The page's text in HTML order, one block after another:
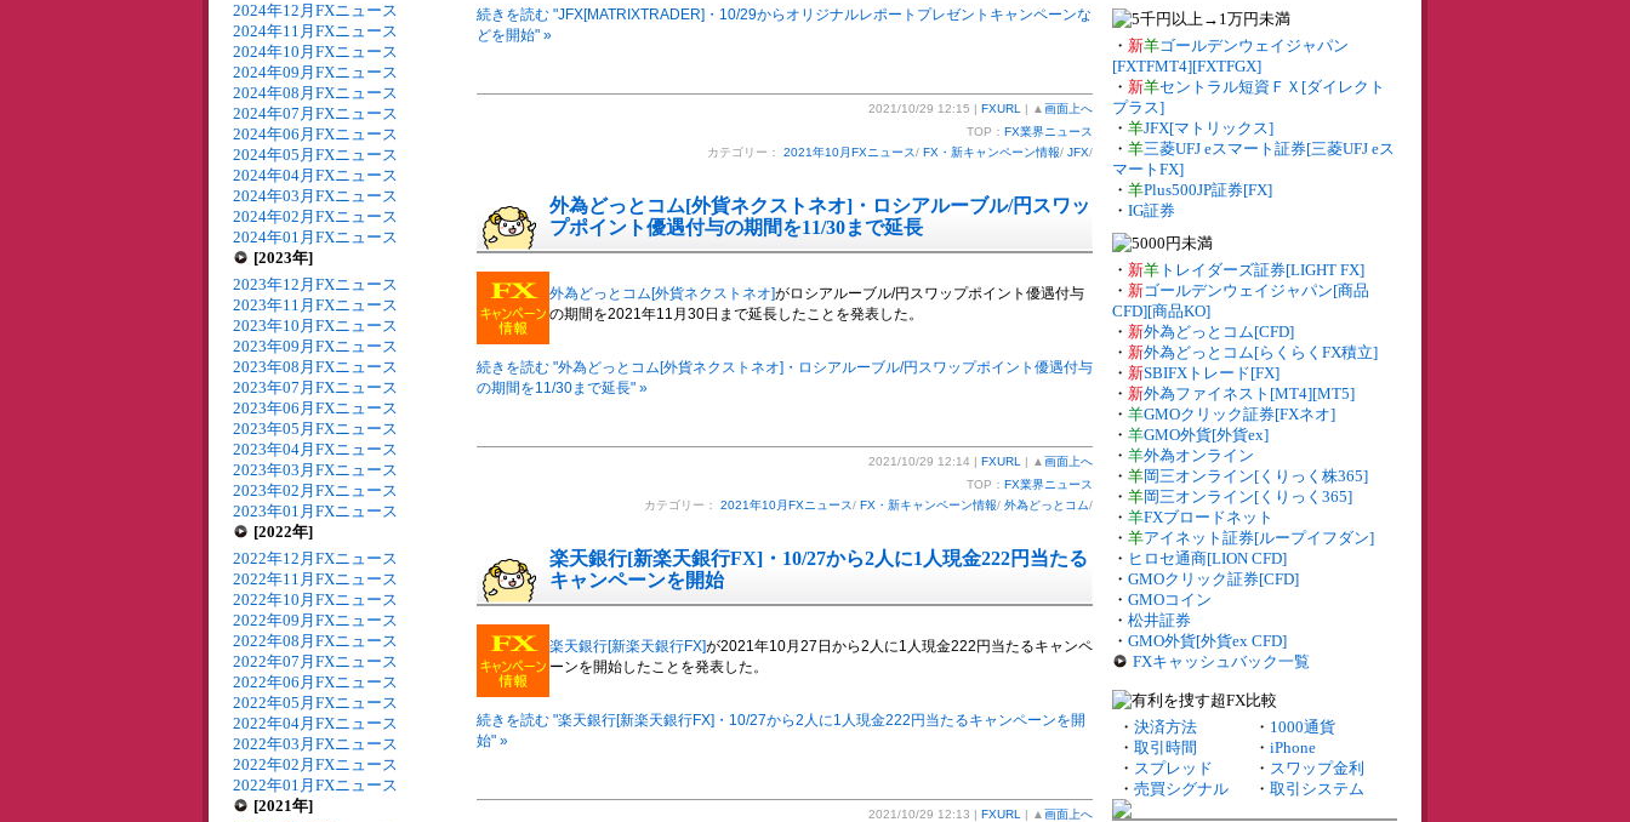
2024年12月FXニュース
2024年11月FXニュース
2024年10月FXニュース
2024年09月FXニュース
2024年08月FXニュース
2024年07月FXニュース
2024年06月FXニュース
2024年05月FXニュース
2024年04月FXニュース
2024年03月FXニュース
2024年02月FXニュース
2024年01月FXニュース
[2023年]
2023年12月FXニュース
2023年11月FXニュース
2023年10月FXニュース
2023年09月FXニュース
2023年08月FXニュース
2023年07月FXニュース
2023年06月FXニュース
2023年05月FXニュース
2023年04月FXニュース
2023年03月FXニュース
2023年02月FXニュース
2023年01月FXニュース
[2022年]
2022年12月FXニュース
2022年11月FXニュース
2022年10月FXニュース
2022年09月FXニュース
2022年08月FXニュース
2022年07月FXニュース
2022年06月FXニュース
2022年05月FXニュース
2022年04月FXニュース
2022年03月FXニュース
2022年02月FXニュース
2022年01月FXニュース
[2021年]
続きを読む "JFX[MATRIXTRADER]・10/29からオリジナルレポートプレゼントキャンペーンな
どを開始" »
2021/10/29 12:15 | FXURL | ▲ 画面上へ
TOP： FX業界ニュース
カテゴリー： 2021年10月FXニュース/ FX・新キャンペーン情報/ JFX/
外為どっとコム[外貨ネクストネオ]・ロシアルーブル/円スワッ
プポイント優遇付与の期間を11/30まで延長
外為どっとコム[外貨ネクストネオ]がロシアルーブル/円スワップポイント優遇付与
の期間を2021年11月30日まで延長したことを発表した。
続きを読む "外為どっとコム[外貨ネクストネオ]・ロシアルーブル/円スワップポイント優遇付与
の期間を11/30まで延長" »
2021/10/29 12:14 | FXURL | ▲ 画面上へ
TOP： FX業界ニュース
カテゴリー： 2021年10月FXニュース/ FX・新キャンペーン情報/ 外為どっとコム/
楽天銀行[新楽天銀行FX]・10/27から2人に1人現金222円当たる
キャンペーンを開始
楽天銀行[新楽天銀行FX]が2021年10月27日から2人に1人現金222円当たるキャンペ
ーンを開始したことを発表した。
続きを読む "楽天銀行[新楽天銀行FX]・10/27から2人に1人現金222円当たるキャンペーンを開
始" »
2021/10/29 12:13 | FXURL | ▲ 画面上へ
・ 新羊ゴールデンウェイジャパン
[FXTFMT4][FXTFGX]
・ 新羊セントラル短資ＦＸ[ダイレクト
プラス]
・ 羊JFX[マトリックス]
・ 羊三菱UFJ eスマート証券[三菱UFJ eス
マートFX]
・ 羊Plus500JP証券[FX]
・ IG証券
・ 新羊 トレイダーズ証券[LIGHT FX]
・ 新ゴールデンウェイジャパン[商品
CFD][商品KO]
・ 新外為どっとコム[CFD]
・ 新外為どっとコム[らくらくFX積立]
・ 新SBIFXトレード[FX]
・ 新外為ファイネスト[MT4][MT5]
・ 羊GMOクリック証券[FXネオ]
・ 羊GMO外貨[外貨ex]
・ 羊外為オンライン
・ 羊岡三オンライン[くりっく株365]
・ 羊岡三オンライン[くりっく365]
・ 羊FXブロードネット
・ 羊アイネット証券[ループイフダン]
・ ヒロセ通商[LION CFD]
・ GMOクリック証券[CFD]
・ GMOコイン
・ 松井証券
・ GMO外貨[外貨ex CFD]
FXキャッシュバック一覧
・ 決済方法 ・ 1000通貨
・ 取引時間 ・ iPhone
・ スプレッド ・ スワップ金利
・ 売買シグナル ・ 取引システム